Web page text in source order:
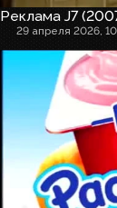
Реклама J7
29 апреля 2026,